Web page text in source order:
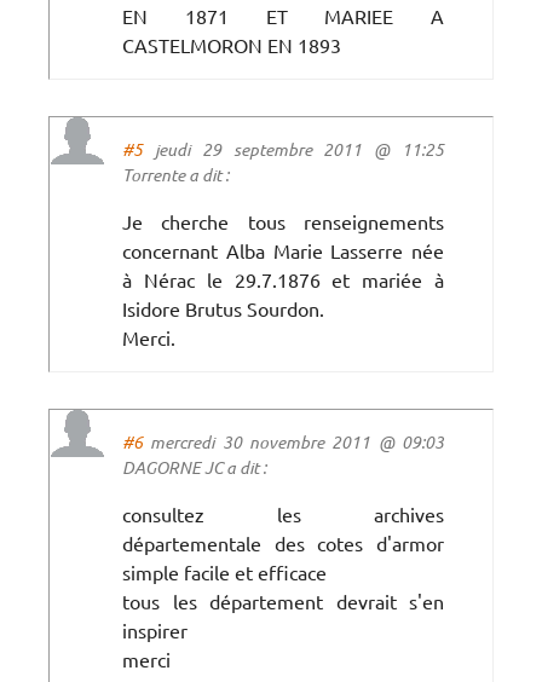
EN 1871 ET MARIEE A
CASTELMORON EN 1893
#5jeudi 29 septembre 2011 @ 11:25
Torrente a dit :
Je cherche tous renseignements
concernant Alba Marie Lasserre née
à Nérac le 29.7.1876 et mariée à
Isidore Brutus Sourdon.
Merci.
#6mercredi 30 novembre 2011 @ 09:03
DAGORNE JC a dit :
consultez les archives
départementale des cotes d'armor
simple facile et efficace
tous les département devrait s'en
inspirer
merci